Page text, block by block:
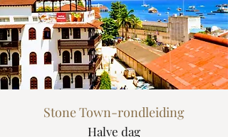
Stone Town-rondleiding
Halve dag